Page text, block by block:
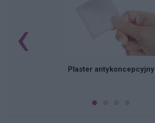
Plaster antykoncepcyjny
‹